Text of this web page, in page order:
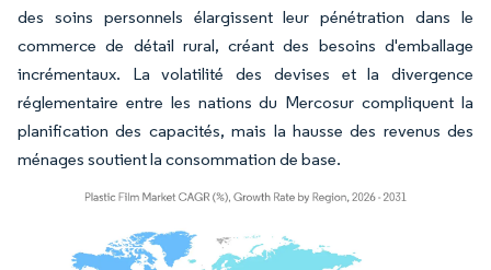
des soins personnels élargissent leur pénétration dans le
commerce de détail rural, créant des besoins d'emballage
incrémentaux. La volatilité des devises et la divergence
réglementaire entre les nations du Mercosur compliquent la
planification des capacités, mais la hausse des revenus des
ménages soutient la consommation de base.